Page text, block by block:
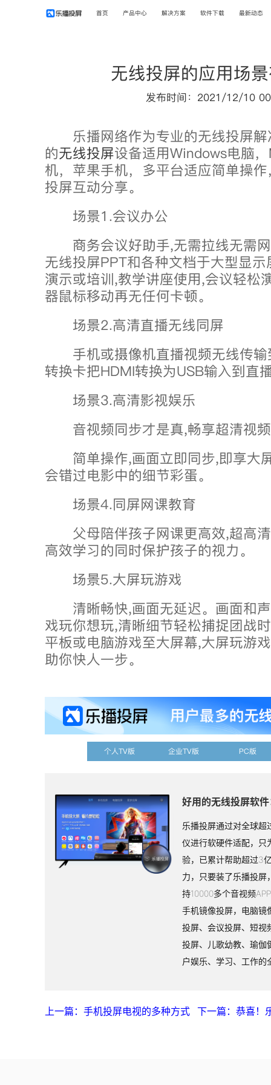
首页 产品中心 解决方案 软件下载 最新动态
无线投屏的应用场
发布时间：2021/12/10
乐播网络作为专业的无线投屏解
的无线投屏设备适用Windows电脑
机，苹果手机，多平台适应简单操
投屏互动分享。
场景1.会议办公
商务会议好助手,无需拉线无需网
无线投屏PPT和各种文档于大型显
演示或培训,教学讲座使用,会议轻松
器鼠标移动再无任何卡顿。
场景2.高清直播无线同屏
手机或摄像机直播视频无线传输
转换卡把HDMI转换为USB输入到直
场景3.高清影视娱乐
音视频同步才是真,畅享超清视频
简单操作,画面立即同步,即享大
会错过电影中的细节彩蛋。
场景4.同屏网课教育
父母陪伴孩子网课更高效,超高清
高效学习的同时保护孩子的视力。
场景5.大屏玩游戏
清晰畅快,画面无延迟。画面和声
戏玩你想玩,清晰细节轻松捕捉团战
平板或电脑游戏至大屏幕,大屏玩游
助你快人一步。
个人TV版 企业TV版 PC版
好用的无线投屏软
乐播投屏通过对全球超
仪进行软硬件适配，只
验，已累计帮助超过3
力，只要装了乐播投屏
持10000多个音视频
手机镜像投屏，电脑镜
投屏、会议投屏、短视
投屏、儿歌幼教、瑜伽
户娱乐、学习、工作的
上一篇：手机投屏电视的多种方式 下一篇：恭喜！